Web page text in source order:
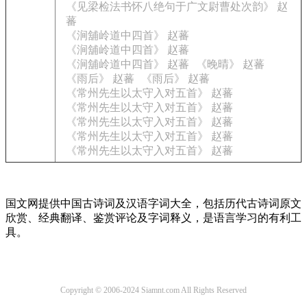
《见梁检法书怀八绝句于广文尉曹处次韵》 赵
蕃
《涧舖岭道中四首》 赵蕃
《涧舖岭道中四首》 赵蕃
《涧舖岭道中四首》 赵蕃
《晚晴》 赵蕃
《雨后》 赵蕃
《雨后》 赵蕃
《常州先生以太守入对五首》 赵蕃
《常州先生以太守入对五首》 赵蕃
《常州先生以太守入对五首》 赵蕃
《常州先生以太守入对五首》 赵蕃
《常州先生以太守入对五首》 赵蕃
国文网提供中国古诗词及汉语字词大全，包括历代古诗词原文
欣赏、经典翻译、鉴赏评论及字词释义，是语言学习的有利工
具。
Copyright © 2006-2024 Siamnt.com All Rights Reserved